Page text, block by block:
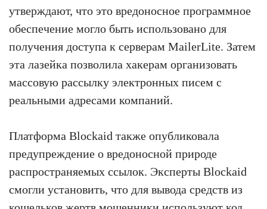
утверждают, что это вредоносное программное
обеспечение могло быть использовано для
получения доступа к серверам MailerLite. Затем
эта лазейка позволила хакерам организовать
массовую рассылку электронных писем с
реальными адресами компаний.
Платформа Blockaid также опубликовала
предупреждение о вредоносной природе
распространяемых ссылок. Эксперты Blockaid
смогли установить, что для вывода средств из